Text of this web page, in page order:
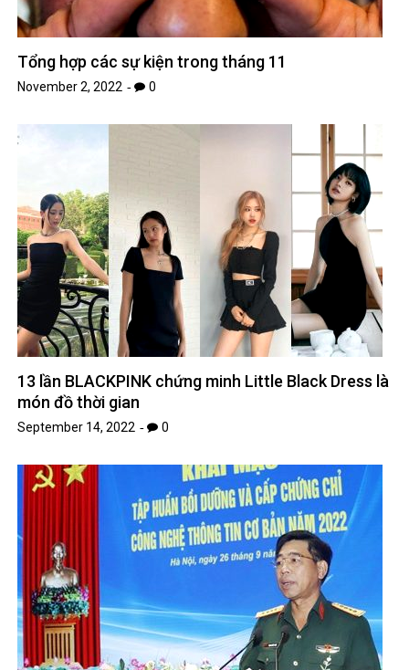
Tổng hợp các sự kiện trong tháng 11
November 2, 2022 0
13 lần BLACKPINK chứng minh Little Black Dress là
món đồ thời gian
September 14, 2022 0